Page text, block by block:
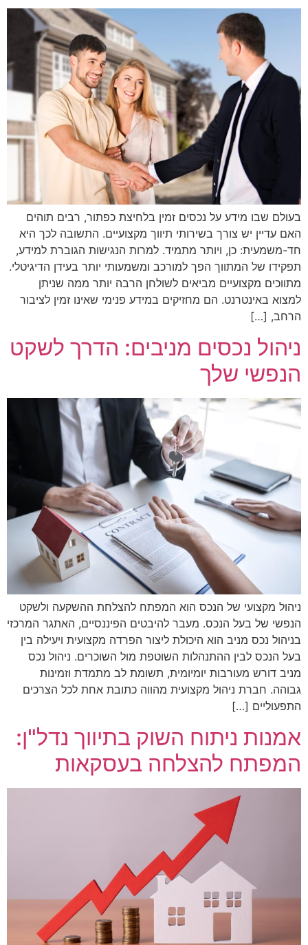
בעולם שבו מידע על נכסים זמין בלחיצת כפתור, רבים תוהים
האם עדיין יש צורך בשירותי תיווך מקצועיים. התשובה לכך היא
חד-משמעית: כן, ויותר מתמיד. למרות הנגישות הגוברת למידע,
תפקידו של המתווך הפך למורכב ומשמעותי יותר בעידן הדיגיטלי.
מתווכים מקצועיים מביאים לשולחן הרבה יותר ממה שניתן
למצוא באינטרנט. הם מחזיקים במידע פנימי שאינו זמין לציבור
הרחב, […]
ניהול נכסים מניבים: הדרך לשקט
הנפשי שלך
ניהול מקצועי של הנכס הוא המפתח להצלחת ההשקעה ולשקט
הנפשי של בעל הנכס. מעבר להיבטים הפיננסיים, האתגר המרכזי
בניהול נכס מניב הוא היכולת ליצור הפרדה מקצועית ויעילה בין
בעל הנכס לבין ההתנהלות השוטפת מול השוכרים. ניהול נכס
מניב דורש מעורבות יומיומית, תשומת לב מתמדת וזמינות
גבוהה. חברת ניהול מקצועית מהווה כתובת אחת לכל הצרכים
התפעוליים […]
אמנות ניתוח השוק בתיווך נדל"ן:
המפתח להצלחה בעסקאות